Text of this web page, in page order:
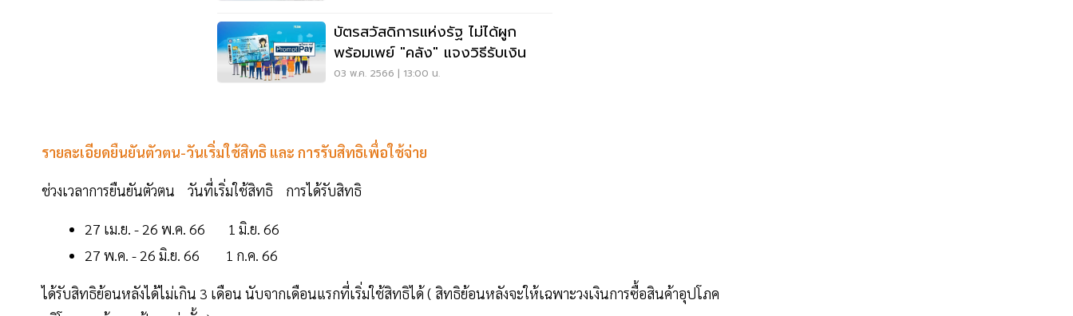
บัตรสวัสดิการแห่งรัฐ ไม่ได้ผูก
พร้อมเพย์ "คลัง" แจงวิธีรับเงิน
03 พ.ค. 2566 | 13:00 น.
รายละเอียดยืนยันตัวตน-วันเริ่มใช้สิทธิ และ การรับสิทธิเพื่อใช้จ่าย
ช่วงเวลาการยืนยันตัวตน วันที่เริ่มใช้สิทธิ การได้รับสิทธิ
27 เม.ย. - 26 พ.ค. 66 1 มิ.ย. 66
27 พ.ค. - 26 มิ.ย. 66 1 ก.ค. 66
ได้รับสิทธิย้อนหลังได้ไม่เกิน 3 เดือน นับจากเดือนแรกที่เริ่มใช้สิทธิได้ ( สิทธิย้อนหลังจะให้เฉพาะวงเงินการซื้อสินค้าอุปโภค